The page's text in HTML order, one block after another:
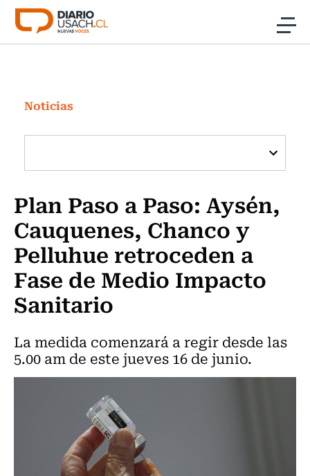
Click acá para ir directamente al contenido
Investigación
Cultura
Programas Radio y TV Usach
Noticias
Plan Paso a Paso: Aysén,
Cauquenes, Chanco y
Pelluhue retroceden a
Fase de Medio Impacto
Sanitario
La medida comenzará a regir desde las
5.00 am de este jueves 16 de junio.